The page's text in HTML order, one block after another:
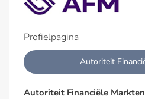
Profielpagina
Autoriteit
Autoriteit Financiële Markten